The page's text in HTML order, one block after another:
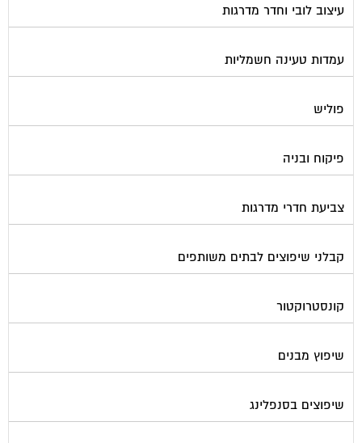
עיצוב לובי וחדר מדרגות
עמדות טעינה חשמליות
פוליש
פיקוח ובניה
צביעת חדרי מדרגות
קבלני שיפוצים לבתים משותפים
קונסטרוקטור
שיפוץ מבנים
שיפוצים בסנפלינג